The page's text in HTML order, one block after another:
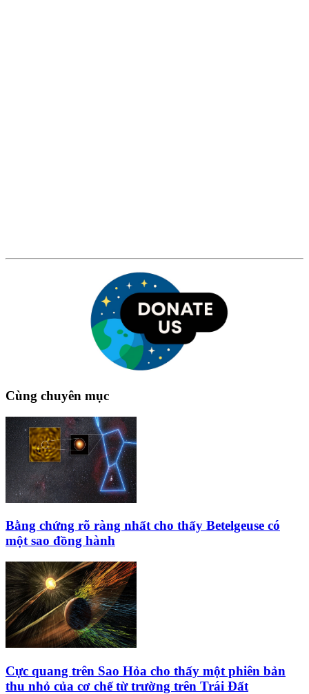
Cùng chuyên mục
Bằng chứng rõ ràng nhất cho thấy Betelgeuse có
một sao đồng hành
Cực quang trên Sao Hỏa cho thấy một phiên bản
thu nhỏ của cơ chế từ trường trên Trái Đất